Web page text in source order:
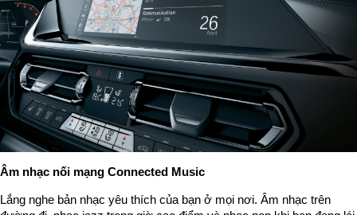
Âm nhạc nối mạng Connected Music
Lắng nghe bản nhạc yêu thích của bạn ở mọi nơi. Âm nhạc trên